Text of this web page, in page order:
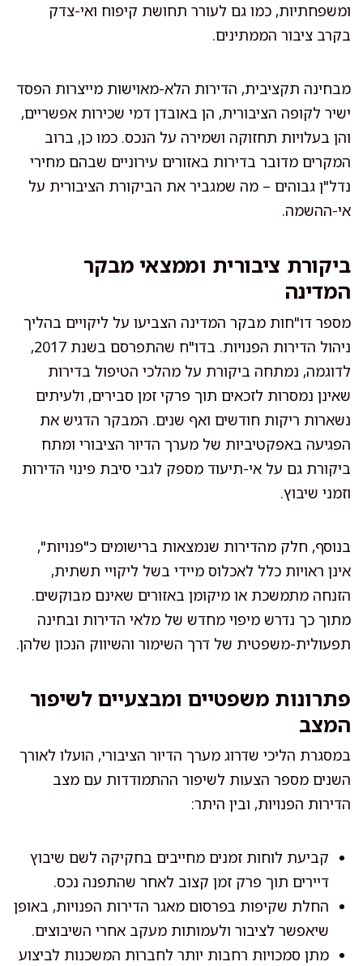
ומשפחתיות, כמו גם לעורר תחושת קיפוח ואי-צדק
בקרב ציבור הממתינים.
מבחינה תקציבית, הדירות הלא-מאוישות מייצרות הפסד
ישיר לקופה הציבורית, הן באובדן דמי שכירות אפשריים,
והן בעלויות תחזוקה ושמירה על הנכס. כמו כן, ברוב
המקרים מדובר בדירות באזורים עירוניים שבהם מחירי
נדל"ן גבוהים – מה שמגביר את הביקורת הציבורית על
אי-ההשמה.
ביקורת ציבורית וממצאי מבקר
המדינה
מספר דו"חות מבקר המדינה הצביעו על ליקויים בהליך
ניהול הדירות הפנויות. בדו"ח שהתפרסם בשנת 2017,
לדוגמה, נמתחה ביקורת על מהלכי הטיפול בדירות
שאינן נמסרות לזכאים תוך פרקי זמן סבירים, ולעיתים
נשארות ריקות חודשים ואף שנים. המבקר הדגיש את
הפגיעה באפקטיביות של מערך הדיור הציבורי ומתח
ביקורת גם על אי-תיעוד מספק לגבי סיבת פינוי הדירות
וזמני שיבוץ.
בנוסף, חלק מהדירות שנמצאות ברישומים כ"פנויות",
אינן ראויות כלל לאכלוס מיידי בשל ליקויי תשתית,
הזנחה מתמשכת או מיקומן באזורים שאינם מבוקשים.
מתוך כך נדרש מיפוי מחדש של מלאי הדירות ובחינה
תפעולית-משפטית של דרך השימור והשיווק הנכון שלהן.
פתרונות משפטיים ומבצעיים לשיפור
המצב
במסגרת הליכי שדרוג מערך הדיור הציבורי, הועלו לאורך
השנים מספר הצעות לשיפור ההתמודדות עם מצב
הדירות הפנויות, ובין היתר:
קביעת לוחות זמנים מחייבים בחקיקה לשם שיבוץ
דיירים תוך פרק זמן קצוב לאחר שהתפנה נכס.
החלת שקיפות בפרסום מאגר הדירות הפנויות, באופן
שיאפשר לציבור ולעמותות מעקב אחרי השיבוצים.
מתן סמכויות רחבות יותר לחברות המשכנות לביצוע